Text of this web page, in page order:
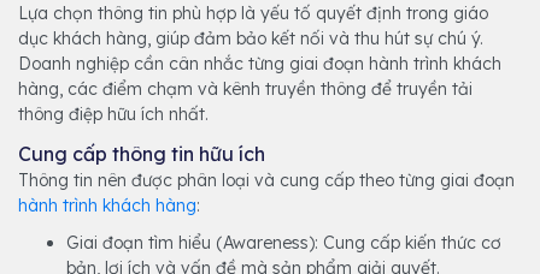
Lựa chọn thông tin phù hợp là yếu tố quyết định trong giáo
dục khách hàng, giúp đảm bảo kết nối và thu hút sự chú ý.
Doanh nghiệp cần cân nhắc từng giai đoạn hành trình khách
hàng, các điểm chạm và kênh truyền thông để truyền tải
thông điệp hữu ích nhất.
Cung cấp thông tin hữu ích
Thông tin nên được phân loại và cung cấp theo từng giai đoạn
hành trình khách hàng:
Giai đoạn tìm hiểu (Awareness): Cung cấp kiến thức cơ
bản, lợi ích và vấn đề mà sản phẩm giải quyết.